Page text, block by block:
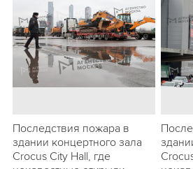
Последствия пожара в
здании концертного зала
Crocus City Hall, где